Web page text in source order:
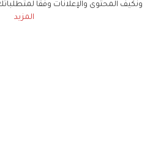
ونكيف المحتوى والإعلانات وفقا
المزيد